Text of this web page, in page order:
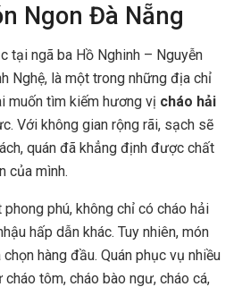
Ngon Đà Nẵng
tại ngã ba Hồ Nghinh – Nguyễn
Nghệ, là một trong những địa chỉ
muốn tìm kiếm hương vị cháo hải
Với không gian rộng rãi, sạch sẽ
quán đã khẳng định được chất
của mình.
phú, không chỉ có cháo hải
hấp dẫn khác. Tuy nhiên, món
hàng đầu. Quán phục vụ nhiều
cháo tôm, cháo bào ngư, cháo cá,